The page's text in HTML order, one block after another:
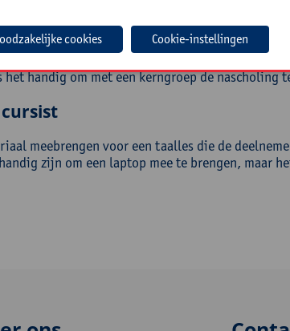
handig om met een kerngroep de nascholing
meebrengen voor een taalles die de
zijn om een laptop mee te brengen, maar
Cookie-instellingen